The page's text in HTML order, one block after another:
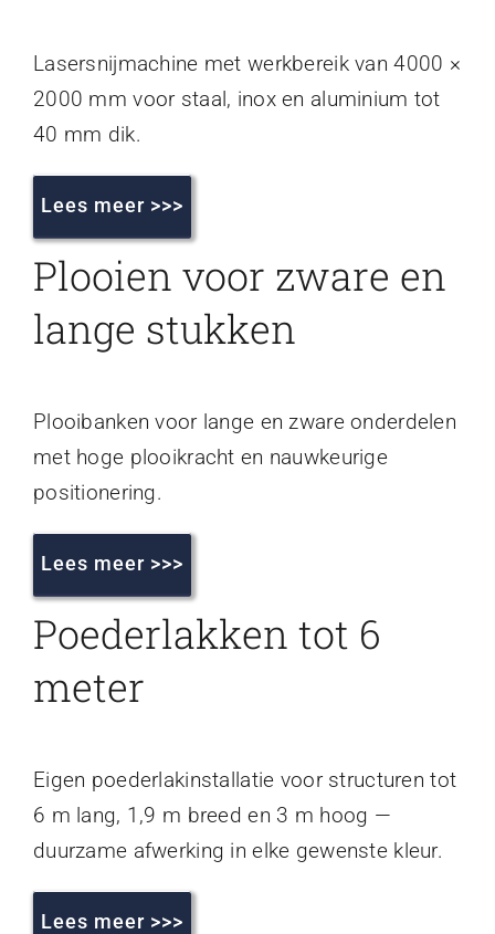
Lasersnijmachine met werkbereik van 4000 ×
2000 mm voor staal, inox en aluminium tot
40 mm dik.
Lees meer >>>
Plooien voor zware en
lange stukken
Plooibanken voor lange en zware onderdelen
met hoge plooikracht en nauwkeurige
positionering.
Lees meer >>>
Poederlakken tot 6
meter
Eigen poederlakinstallatie voor structuren tot
6 m lang, 1,9 m breed en 3 m hoog —
duurzame afwerking in elke gewenste kleur.
Lees meer >>>